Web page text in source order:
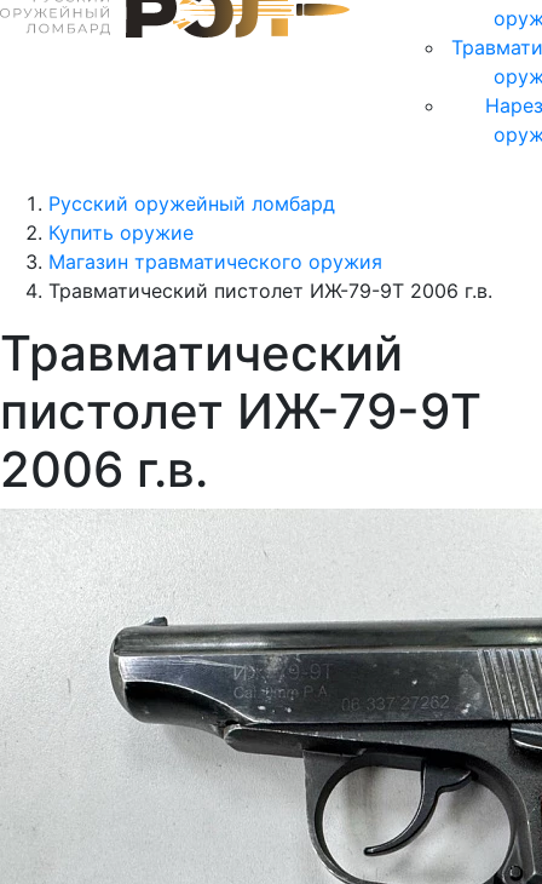
Русский оружейный ломбард
Купить оружие
Магазин травматического оружия
Травматический пистолет ИЖ-79-9Т 2006 г.в.
Травматический
пистолет ИЖ-79-9Т
2006 г.в.